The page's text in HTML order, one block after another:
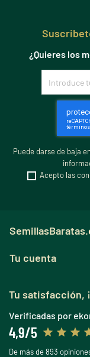
¿Quieres los
Puede darse de baja
Acepto las
Tu cuenta
Tu satisfacción,
Verificadas por
4,9/5
De más de 893